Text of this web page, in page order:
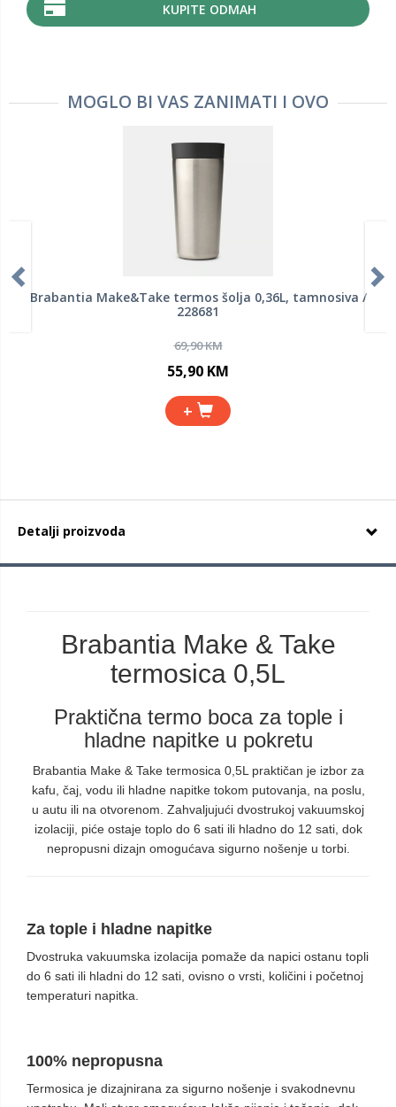
KUPITE ODMAH
MOGLO BI VAS ZANIMATI I OVO
Brabantia Make&Take termos šolja 0,36L, tamnosiva /
228681
69,90 KM
55,90 KM
+
Detalji proizvoda
Brabantia Make & Take
termosica 0,5L
Praktična termo boca za tople i
hladne napitke u pokretu
Brabantia Make & Take termosica 0,5L praktičan je izbor za
kafu, čaj, vodu ili hladne napitke tokom putovanja, na poslu,
u autu ili na otvorenom. Zahvaljujući dvostrukoj vakuumskoj
izolaciji, piće ostaje toplo do 6 sati ili hladno do 12 sati, dok
nepropusni dizajn omogućava sigurno nošenje u torbi.
Za tople i hladne napitke
Dvostruka vakuumska izolacija pomaže da napici ostanu topli
do 6 sati ili hladni do 12 sati, ovisno o vrsti, količini i početnoj
temperaturi napitka.
100% nepropusna
Termosica je dizajnirana za sigurno nošenje i svakodnevnu